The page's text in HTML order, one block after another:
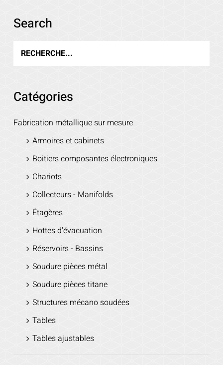
Search
Catégories
Fabrication métallique sur mesure
Armoires et cabinets
Boitiers composantes électroniques
Chariots
Collecteurs - Manifolds
Étagères
Hottes d'évacuation
Réservoirs - Bassins
Soudure pièces métal
Soudure pièces titane
Structures mécano soudées
Tables
Tables ajustables